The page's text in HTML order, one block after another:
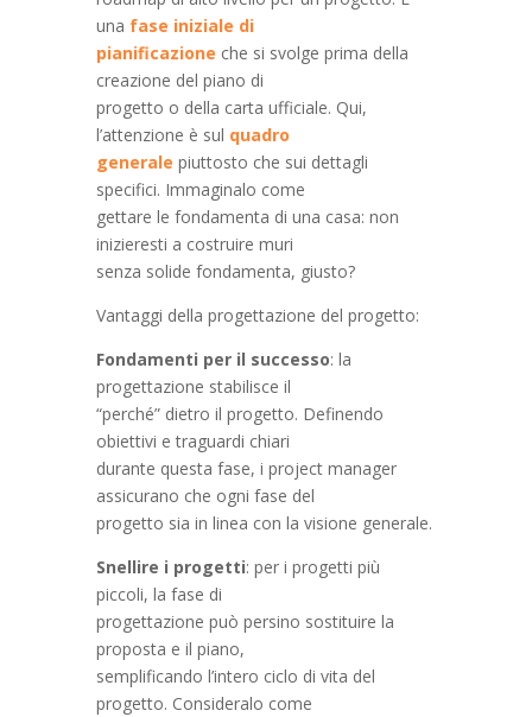
una fase iniziale di
pianificazione che si svolge prima della
creazione del piano di
progetto o della carta ufficiale. Qui,
l’attenzione è sul quadro
generale piuttosto che sui dettagli
specifici. Immaginalo come
gettare le fondamenta di una casa: non
inizieresti a costruire muri
senza solide fondamenta, giusto?
Vantaggi della progettazione del progetto:
Fondamenti per il successo: la
progettazione stabilisce il
“perché” dietro il progetto. Definendo
obiettivi e traguardi chiari
durante questa fase, i project manager
assicurano che ogni fase del
progetto sia in linea con la visione generale.
Snellire i progetti: per i progetti più
piccoli, la fase di
progettazione può persino sostituire la
proposta e il piano,
semplificando l’intero ciclo di vita del
progetto. Consideralo come